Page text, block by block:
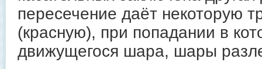
пересечение даёт некоторую
(красную), при попадании в
движущегося шара, шары